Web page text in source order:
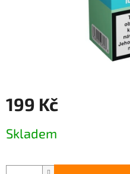
199 Kč
cena:
Skladem